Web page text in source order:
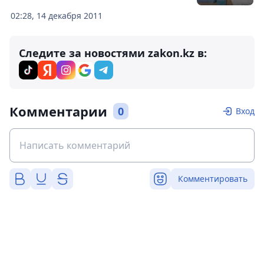
02:28, 14 декабря 2011
Следите за новостями zakon.kz в:
Комментарии 0 Вход
Комментировать